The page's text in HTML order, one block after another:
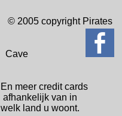
© 2005 copyright Pirates
Cave
En meer credit cards
afhankelijk van in
welk land u woont.